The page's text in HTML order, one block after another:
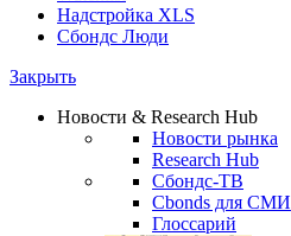
Надстройка XLS
Сбондс Люди
Закрыть
Новости & Research Hub
Новости рынка
Research Hub
Сбондс-ТВ
Cbonds для СМИ
Глоссарий